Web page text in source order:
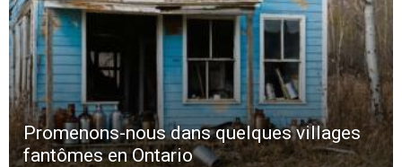
Promenons-nous dans quelques villages
fantômes en Ontario